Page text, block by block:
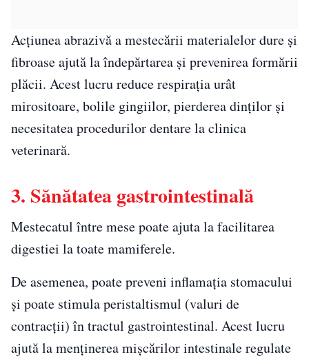
Acțiunea abrazivă a mestecării materialelor dure și
fibroase ajută la îndepărtarea și prevenirea formării
plăcii. Acest lucru reduce respirația urât
mirositoare, bolile gingiilor, pierderea dinților și
necesitatea procedurilor dentare la clinica
veterinară.
3. Sănătatea gastrointestinală
Mestecatul între mese poate ajuta la facilitarea
digestiei la toate mamiferele.
De asemenea, poate preveni inflamația stomacului
și poate stimula peristaltismul (valuri de
contracții) în tractul gastrointestinal. Acest lucru
ajută la menținerea mișcărilor intestinale regulate